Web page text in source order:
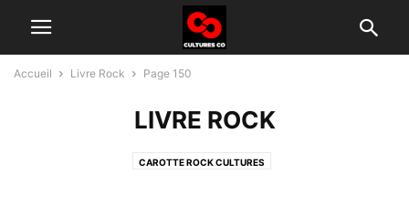
Accueil Livre Rock Page 150
LIVRE ROCK
CAROTTE ROCK CULTURES